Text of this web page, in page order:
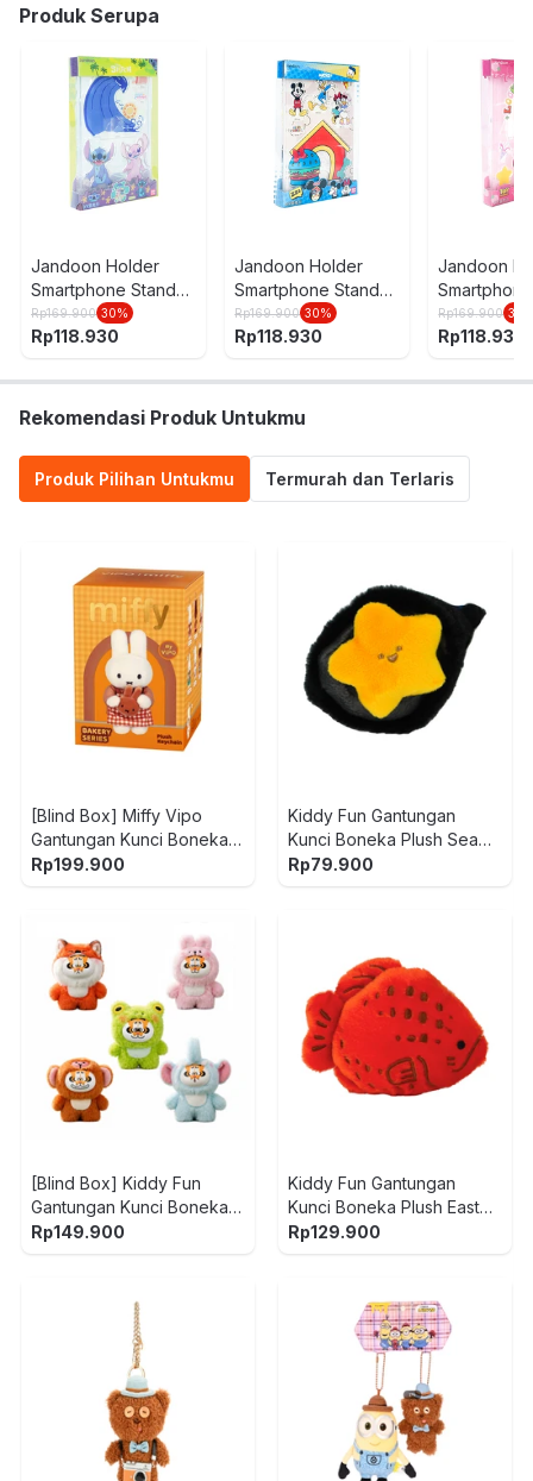
Produk Serupa
Jandoon Holder
Smartphone Stand
Akrilik Large Stitch -
Mix
Rp169.900 30%
Rp118.930
Jandoon Holder
Smartphone Stand
Large Akrilik Mickey
- Mix
Rp169.900 30%
Rp118.930
Jandoon
Akrilik
Pink
Rp169.900 30
Rp118.930
Rekomendasi Produk Untukmu
Produk Pilihan Untukmu Termurah dan Terlaris
[Blind Box] Miffy Vipo
Gantungan Kunci Boneka
Plush Bakery
Rp199.900
Kiddy Fun Gantungan
Kunci Boneka Plush Sea
Urchin - Hitam/Kuning
Rp79.900
[Blind Box] Kiddy Fun
Gantungan Kunci Boneka
Plush Fat Tiger Being Cute
Rp149.900
Kiddy Fun Gantungan
Kunci Boneka Plush East
Star Spot - Oranye
Rp129.900